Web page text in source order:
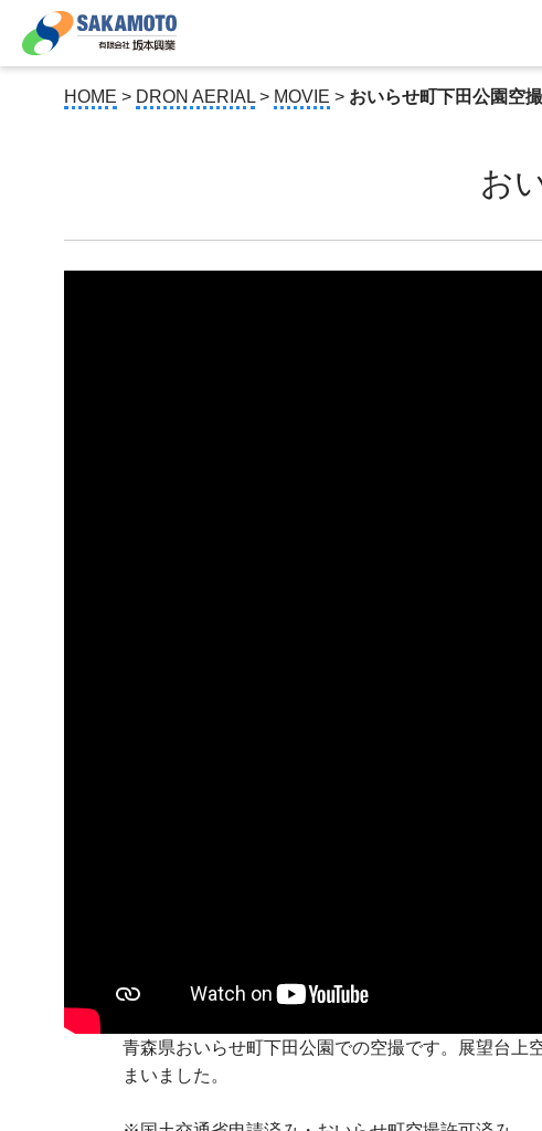
HOME > DRON AERIAL> MOVIE > おいらせ町下田公園空
お
青森県おいらせ町下田公園での空撮です。展望台上
まいました。